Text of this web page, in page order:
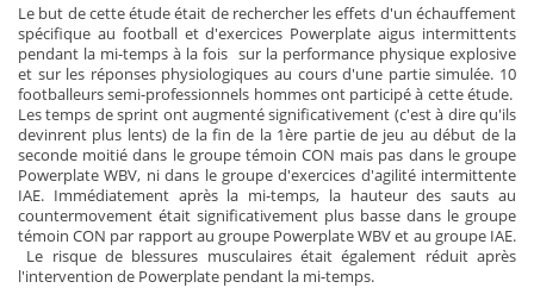
Le but de cette étude était de rechercher les effets d'un échauffement
spécifique au football et d'exercices Powerplate aigus intermittents
pendant la mi-temps à la fois sur la performance physique explosive
et sur les réponses physiologiques au cours d'une partie simulée. 10
footballeurs semi-professionnels hommes ont participé à cette étude.
Les temps de sprint ont augmenté significativement (c'est à dire qu'ils
devinrent plus lents) de la fin de la 1ère partie de jeu au début de la
seconde moitié dans le groupe témoin CON mais pas dans le groupe
Powerplate WBV, ni dans le groupe d'exercices d'agilité intermittente
IAE. Immédiatement après la mi-temps, la hauteur des sauts au
countermovement était significativement plus basse dans le groupe
témoin CON par rapport au groupe Powerplate WBV et au groupe IAE.
Le risque de blessures musculaires était également réduit après
l'intervention de Powerplate pendant la mi-temps.